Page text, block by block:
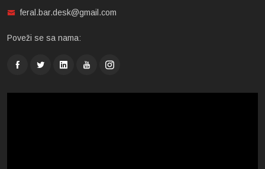
feral.bar.desk@gmail.com
Poveži se sa nama: